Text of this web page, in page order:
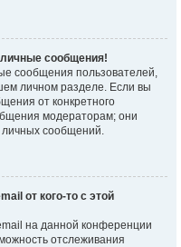
сообщения!
сообщения пользователей,
личном разделе. Если вы
от конкретного
модераторам; они
личных сообщений.
от кого-то с этой
на данной конференции
отслеживания